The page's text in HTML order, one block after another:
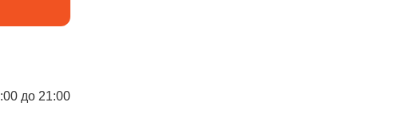
до 21:00